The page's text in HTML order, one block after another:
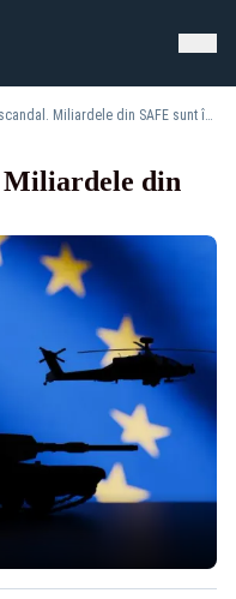
Ordonanță cu scandal. Miliardele din SAFE sunt în aer
Miliardele din